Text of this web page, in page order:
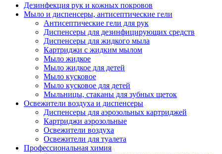
Дезинфекция рук и кожных покровов
Мыло и диспенсеры, антисептические гели
Антисептические гели для рук
Диспенсеры для дезинфицирующих средств
Диспенсеры для жидкого мыла
Картриджи с жидким мылом
Мыло жидкое
Мыло жидкое для детей
Мыло кусковое
Мыло кусковое для детей
Мыльницы, стаканы для зубных щеток
Освежители воздуха и диспенсеры
Диспенсеры для аэрозольных картриджей
Картриджи аэрозольные
Освежители воздуха
Освежители для туалета
Профессиональная химия